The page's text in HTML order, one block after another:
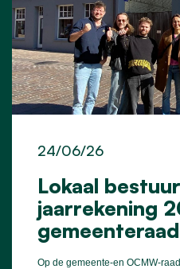
Lokaal
jaarrekening
gemeenteraad
24/06/26
Op de gemeente-en OCMW-